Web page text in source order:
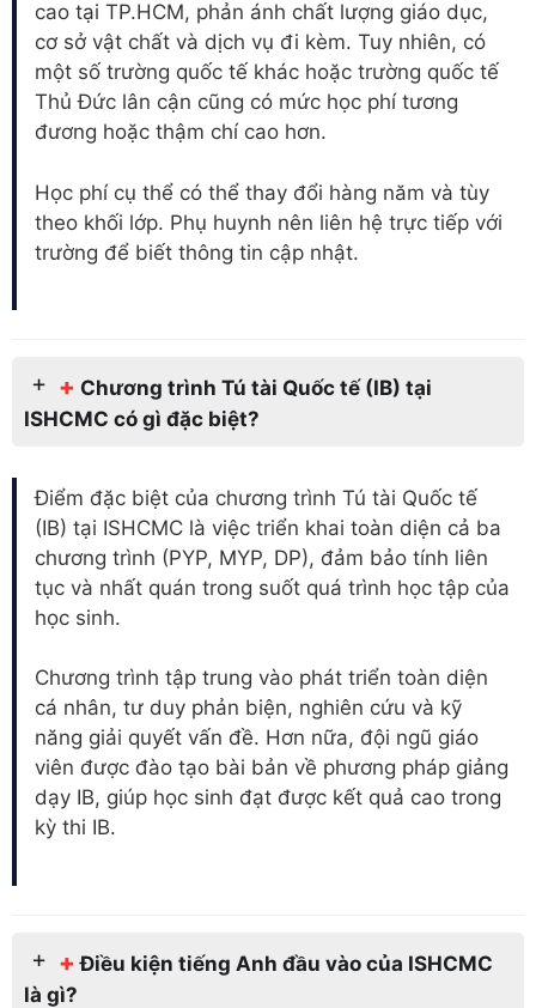
cao tại TP.HCM, phản ánh chất lượng giáo dục,
cơ sở vật chất và dịch vụ đi kèm. Tuy nhiên, có
một số trường quốc tế khác hoặc trường quốc tế
Thủ Đức lân cận cũng có mức học phí tương
đương hoặc thậm chí cao hơn.
Học phí cụ thể có thể thay đổi hàng năm và tùy
theo khối lớp. Phụ huynh nên liên hệ trực tiếp với
trường để biết thông tin cập nhật.
+ Chương trình Tú tài Quốc tế (IB) tại
ISHCMC có gì đặc biệt?
Điểm đặc biệt của chương trình Tú tài Quốc tế
(IB) tại ISHCMC là việc triển khai toàn diện cả ba
chương trình (PYP, MYP, DP), đảm bảo tính liên
tục và nhất quán trong suốt quá trình học tập của
học sinh.
Chương trình tập trung vào phát triển toàn diện
cá nhân, tư duy phản biện, nghiên cứu và kỹ
năng giải quyết vấn đề. Hơn nữa, đội ngũ giáo
viên được đào tạo bài bản về phương pháp giảng
dạy IB, giúp học sinh đạt được kết quả cao trong
kỳ thi IB.
+Điều kiện tiếng Anh đầu vào của ISHCMC
là gì?